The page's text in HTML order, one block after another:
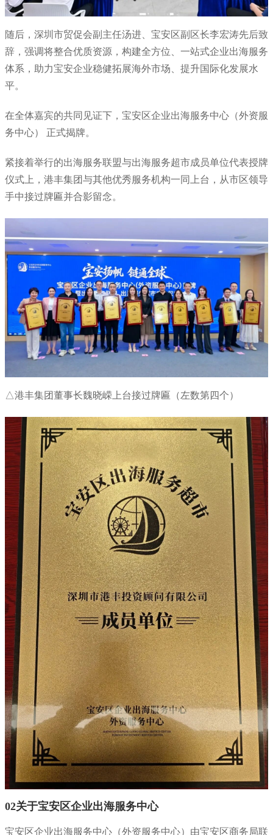
随后，深圳市贸促会副主任汤进、宝安区副区长李宏涛先后致
辞，强调将整合优质资源，构建全方位、一站式企业出海服务
体系，助力宝安企业稳健拓展海外市场、提升国际化发展水
平。
在全体嘉宾的共同见证下，宝安区企业出海服务中心（外资服
务中心） 正式揭牌。
紧接着举行的出海服务联盟与出海服务超市成员单位代表授牌
仪式上，港丰集团与其他优秀服务机构一同上台，从市区领导
手中接过牌匾并合影留念。
△港丰集团董事长魏晓嵘上台接过牌匾（左数第四个）
02关于宝安区企业出海服务中心
宝安区企业出海服务中心（外资服务中心）由宝安区商务局联